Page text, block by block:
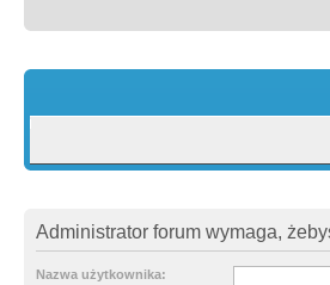
Administrator forum wymaga,
Nazwa użytkownika: